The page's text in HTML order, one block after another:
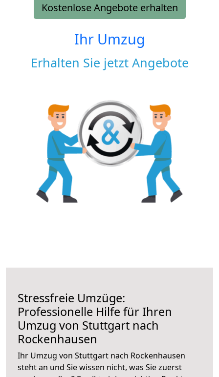
Kostenlose Angebote erhalten
Ihr Umzug
Erhalten Sie jetzt Angebote
Stressfreie Umzüge:
Professionelle Hilfe für Ihren
Umzug von Stuttgart nach
Rockenhausen
Ihr Umzug von Stuttgart nach Rockenhausen
steht an und Sie wissen nicht, was Sie zuerst